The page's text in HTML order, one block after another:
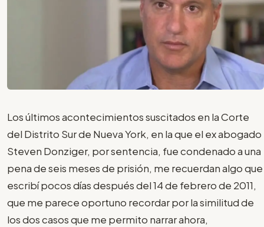
Los últimos acontecimientos suscitados en la Corte
del Distrito Sur de Nueva York, en la que el ex abogado
Steven Donziger, por sentencia, fue condenado a una
pena de seis meses de prisión, me recuerdan algo que
escribí pocos días después del 14 de febrero de 2011,
que me parece oportuno recordar por la similitud de
los dos casos que me permito narrar ahora,